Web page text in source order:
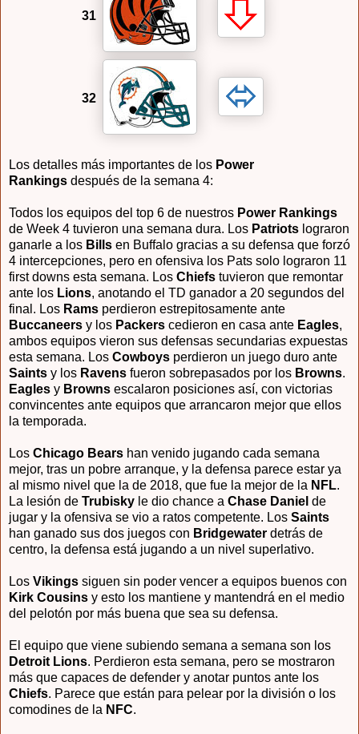
31
32
Los detalles más importantes de los Power
Rankings después de la semana 4:
Todos los equipos del top 6 de nuestros Power Rankings
de Week 4 tuvieron una semana dura. Los Patriots lograron
ganarle a los Bills en Buffalo gracias a su defensa que forzó
4 intercepciones, pero en ofensiva los Pats solo lograron 11
first downs esta semana. Los Chiefs tuvieron que remontar
ante los Lions, anotando el TD ganador a 20 segundos del
final. Los Rams perdieron estrepitosamente ante
Buccaneers y los Packers cedieron en casa ante Eagles,
ambos equipos vieron sus defensas secundarias expuestas
esta semana. Los Cowboys perdieron un juego duro ante
Saints y los Ravens fueron sobrepasados por los Browns.
Eagles y Browns escalaron posiciones así, con victorias
convincentes ante equipos que arrancaron mejor que ellos
la temporada.
Los Chicago Bears han venido jugando cada semana
mejor, tras un pobre arranque, y la defensa parece estar ya
al mismo nivel que la de 2018, que fue la mejor de la NFL.
La lesión de Trubisky le dio chance a Chase Daniel de
jugar y la ofensiva se vio a ratos competente. Los Saints
han ganado sus dos juegos con Bridgewater detrás de
centro, la defensa está jugando a un nivel superlativo.
Los Vikings siguen sin poder vencer a equipos buenos con
Kirk Cousins y esto los mantiene y mantendrá en el medio
del pelotón por más buena que sea su defensa.
El equipo que viene subiendo semana a semana son los
Detroit Lions. Perdieron esta semana, pero se mostraron
más que capaces de defender y anotar puntos ante los
Chiefs. Parece que están para pelear por la división o los
comodines de la NFC.